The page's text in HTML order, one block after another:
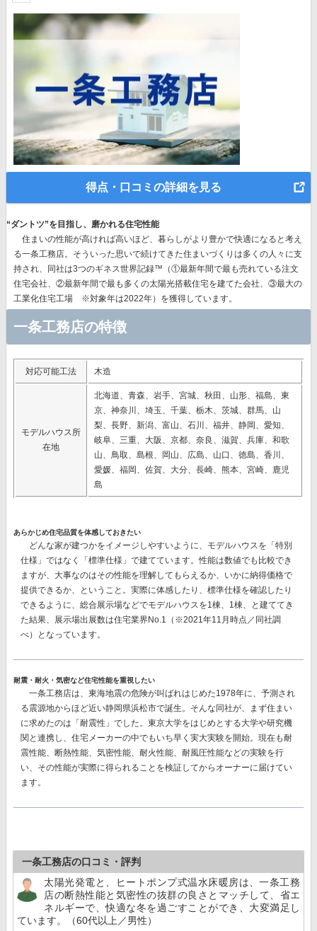
得点・口コミの詳細を見る
“ダントツ”を目指し、磨かれる住宅性能
住まいの性能が高ければ高いほど、暮らしがより豊かで快適になると考え
る一条工務店。そういった思いで続けてきた住まいづくりは多くの人々に支
持され、同社は3つのギネス世界記録™（①最新年間で最も売れている注文
住宅会社、②最新年間で最も多くの太陽光搭載住宅を建てた会社、③最大の
工業化住宅工場 ※対象年は2022年）を獲得しています。
一条工務店の特徴
対応可能工法 木造
モデルハウス所
在地
北海道、青森、岩手、宮城、秋田、山形、福島、東
京、神奈川、埼玉、千葉、栃木、茨城、群馬、山
梨、長野、新潟、富山、石川、福井、静岡、愛知、
岐阜、三重、大阪、京都、奈良、滋賀、兵庫、和歌
山、鳥取、島根、岡山、広島、山口、徳島、香川、
愛媛、福岡、佐賀、大分、長崎、熊本、宮崎、鹿児
島
あらかじめ住宅品質を体感しておきたい
どんな家が建つかをイメージしやすいように、モデルハウスを「特別
仕様」ではなく「標準仕様」で建てています。性能は数値でも比較でき
ますが、大事なのはその性能を理解してもらえるか、いかに納得価格で
提供できるか、ということ。実際に体感したり、標準仕様を確認したり
できるように、総合展示場などでモデルハウスを1棟、1棟、と建ててき
た結果、 展示場出展数は住宅業界No.1 （※2021年11月時点／同社調
べ）となっています。
耐震・耐火・気密など住宅性能を重視したい
一条工務店は、東海地震の危険が叫ばれはじめた1978年に、予測され
る震源地からほど近い静岡県浜松市で誕生。そんな同社が、まず住まい
に求めたのは「耐震性」でした。東京大学をはじめとする大学や研究機
関と連携し、住宅メーカーの中でもいち早く実大実験を開始。現在も耐
震性能、断熱性能、気密性能、耐火性能、耐風圧性能などの実験を行
い、その性能が実際に得られることを検証してからオーナーに届けてい
ます。
一条工務店の口コミ・評判
太陽光発電と、ヒートポンプ式温水床暖房は、一条工務
店の断熱性能と気密性の抜群の良さとマッチして、省エ
ネルギーで、快適な冬を過ごすことができ、大変満足し
ています。（60代以上／男性）